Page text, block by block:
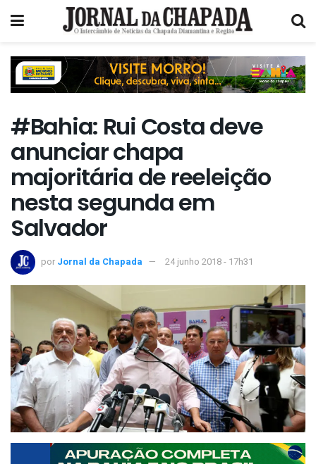
#Bahia: Rui Costa deve
anunciar chapa
majoritária de reeleição
nesta segunda em
Salvador
por Jornal da Chapada 24 junho 2018 - 17h31